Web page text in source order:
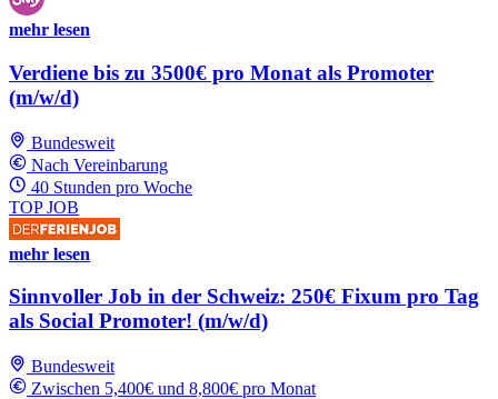
mehr lesen
Verdiene bis zu 3500€ pro Monat als Promoter
(m/w/d)
Bundesweit
Nach Vereinbarung
40 Stunden pro Woche
TOP JOB
mehr lesen
Sinnvoller Job in der Schweiz: 250€ Fixum pro Tag
als Social Promoter! (m/w/d)
Bundesweit
Zwischen 5,400€ und 8,800€ pro Monat